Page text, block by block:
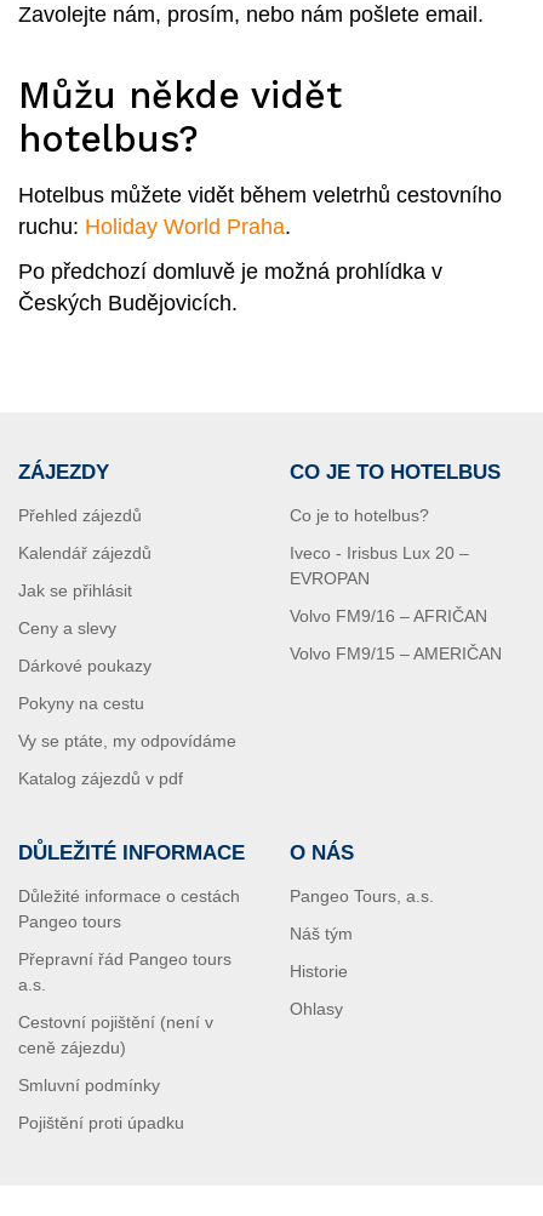
Zavolejte nám, prosím, nebo nám pošlete email.
Můžu někde vidět
hotelbus?
Hotelbus můžete vidět během veletrhů cestovního
ruchu: Holiday World Praha.
Po předchozí domluvě je možná prohlídka v
Českých Budějovicích.
ZÁJEZDY
Přehled zájezdů
Kalendář zájezdů
Jak se přihlásit
Ceny a slevy
Dárkové poukazy
Pokyny na cestu
Vy se ptáte, my odpovídáme
Katalog zájezdů v pdf
CO JE TO HOTELBUS
Co je to hotelbus?
Iveco - Irisbus Lux 20 –
EVROPAN
Volvo FM9/16 – AFRIČAN
Volvo FM9/15 – AMERIČAN
DŮLEŽITÉ INFORMACE
Důležité informace o cestách
Pangeo tours
Přepravní řád Pangeo tours
a.s.
Cestovní pojištění (není v
ceně zájezdu)
Smluvní podmínky
Pojištění proti úpadku
O NÁS
Pangeo Tours, a.s.
Náš tým
Historie
Ohlasy